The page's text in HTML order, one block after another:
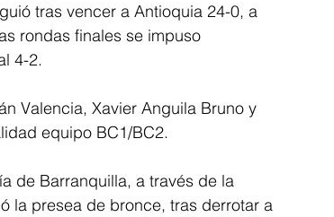
tras vencer a Antioquia 24-0, a
rondas finales se impuso
4-2.
Valencia, Xavier Anguila Bruno y
equipo BC1/BC2.
de Barranquilla, a través de la
la presea de bronce, tras derrotar a